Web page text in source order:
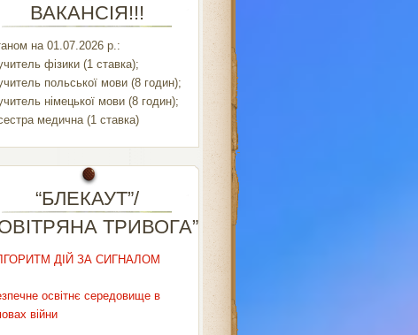
ВАКАНСІЯ!!!
на 01.07.2026 р.:
фізики (1 ставка);
польської мови (8 годин);
німецької мови (8 годин);
медична (1 ставка)
“БЛЕКАУТ”/
ТРИВОГА”
ДІЙ ЗА СИГНАЛОМ
освітнє середовище в
війни